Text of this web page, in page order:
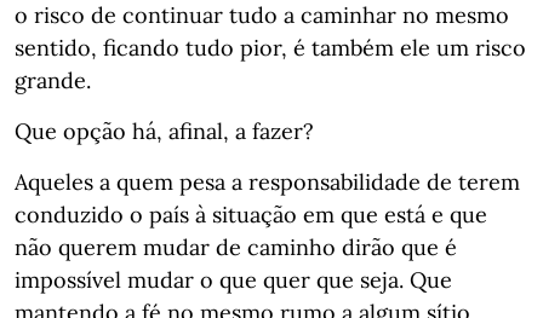
o risco de continuar tudo a caminhar no mesmo
sentido, ficando tudo pior, é também ele um risco
grande.
Que opção há, afinal, a fazer?
Aqueles a quem pesa a responsabilidade de terem
conduzido o país à situação em que está e que
não querem mudar de caminho dirão que é
impossível mudar o que quer que seja. Que